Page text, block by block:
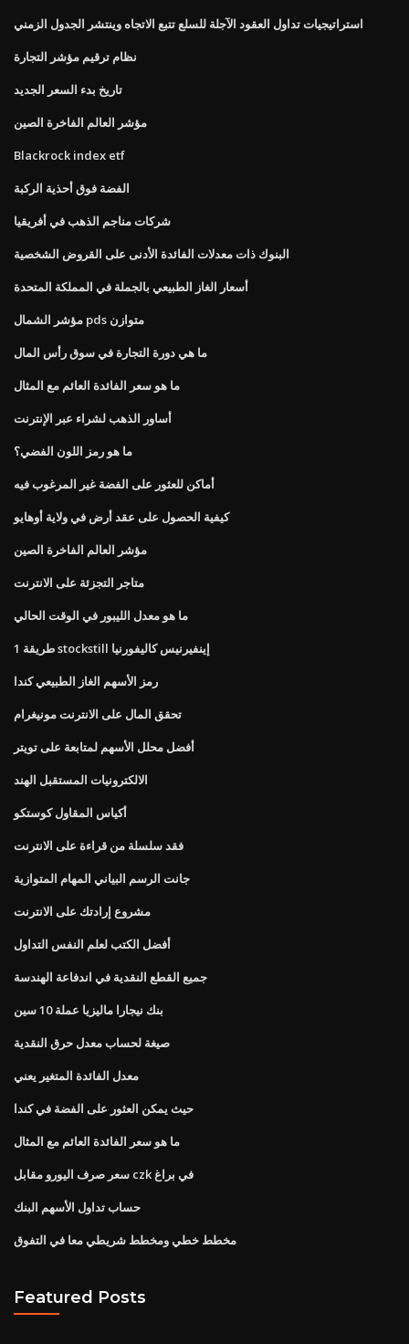
استراتيجيات تداول العقود الآجلة للسلع تتبع الاتجاه وينتشر الجدول الزمني
نظام ترقيم مؤشر التجارة
تاريخ بدء السعر الجديد
مؤشر العالم الفاخرة الصين
Blackrock index etf
الفضة فوق أحذية الركبة
شركات مناجم الذهب في أفريقيا
البنوك ذات معدلات الفائدة الأدنى على القروض الشخصية
أسعار الغاز الطبيعي بالجملة في المملكة المتحدة
مؤشر الشمال pds متوازن
ما هي دورة التجارة في سوق رأس المال
ما هو سعر الفائدة العائم مع المثال
أساور الذهب لشراء عبر الإنترنت
ما هو رمز اللون الفضي؟
أماكن للعثور على الفضة غير المرغوب فيه
كيفية الحصول على عقد أرض في ولاية أوهايو
مؤشر العالم الفاخرة الصين
متاجر التجزئة على الانترنت
ما هو معدل الليبور في الوقت الحالي
1 طريقة stockstill إينفيرنيس كاليفورنيا
رمز الأسهم الغاز الطبيعي كندا
تحقق المال على الانترنت مونيغرام
أفضل محلل الأسهم لمتابعة على تويتر
الالكترونيات المستقبل الهند
أكياس المقاول كوستكو
فقد سلسلة من قراءة على الانترنت
جانت الرسم البياني المهام المتوازية
مشروع إرادتك على الانترنت
أفضل الكتب لعلم النفس التداول
جميع القطع النقدية في اندفاعة الهندسة
بنك نيجارا ماليزيا عملة 10 سين
صيغة لحساب معدل حرق النقدية
معدل الفائدة المتغير يعني
حيث يمكن العثور على الفضة في كندا
ما هو سعر الفائدة العائم مع المثال
سعر صرف اليورو مقابل czk في براغ
حساب تداول الأسهم البنك
مخطط خطي ومخطط شريطي معا في التفوق
Featured Posts